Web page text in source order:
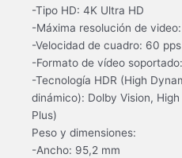
-Tipo HD: 4K Ultra HD
-Máxima resolución de
-Velocidad de cuadro: 60 pps
-Formato de vídeo
-Tecnología HDR (High
dinámico): Dolby Vision,
Plus)
Peso y dimensiones:
-Ancho: 95,2 mm